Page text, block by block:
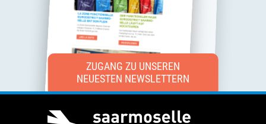
ZUGANG ZU UNSEREN
NEUESTEN NEWSLETTERN